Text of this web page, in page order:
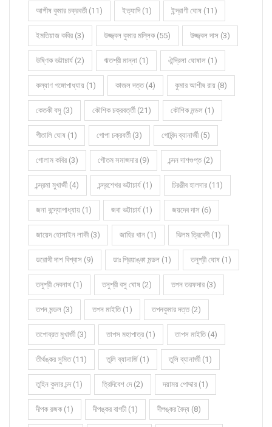
আশীষ কুমার চক্রবর্তী (11) ইত্যাদি (1) ইন্দ্রাণী ঘোষ (11)
ইমতিয়াজ কবির (3) উজ্জ্বল কুমার মল্লিক (55) উজ্জ্বল দাস (3)
উষ্ণিক ভট্টাচার্য (2) ঋতশ্রী মান্না (1) ঐন্দ্রিলা ঘোষাল (1)
কল্যাণ গঙ্গোপাধ্যায় (1) কাজল দত্ত (4) কুমার আশীষ রায় (8)
কেতকী বসু (3) কৌশিক চক্রবর্ত্তী (21) কৌশিক মন্ডল (1)
গীতালি ঘোষ (1) গোপা চক্রবর্তী (3) গোবিন্দ ব্যানার্জী (5)
গোলাম কবির (3) গৌতম সমাজদার (9) চন্দন দাশগুপ্ত (2)
চন্দ্রমা মুখার্জী (4) চন্দ্রশেখর ভট্টাচার্য (1) চিরঞ্জীব হালদার (11)
জনা বন্দ্যোপাধ্যায় (1) জবা ভট্টাচার্য (1) জয়দেব দাস (6)
জায়েদ হোসাইন লাকী (3) জাহির খান (1) ঝিলম ত্রিবেদী (1)
ডরোথী দাশ বিশ্বাস (9) ডাঃ প্রিয়াঙ্কা মন্ডল (1) তনুশ্রী ঘোষ (1)
তনুশ্রী দেবনাথ (1) তনুশ্রী বসু ঘোষ (2) তপন তরফদার (3)
তপন মন্ডল (3) তপন মাইতি (1) তপনকুমার দত্ত (2)
তপোব্রত মুখার্জী (3) তাপস মহাপাত্র (1) তাপস মাইতি (4)
তীর্থঙ্কর সুমিত (11) তুলি ব্যানার্জি (1) তুলি ব্যানার্জী (1)
তুহিন কুমার চন্দ (1) ত্রিদিবেশ দে (2) দয়াময় পোদ্দার (1)
দীপক রজক (1) দীপঙ্কর বাগচী (1) দীপঙ্কর বৈদ্য (8)